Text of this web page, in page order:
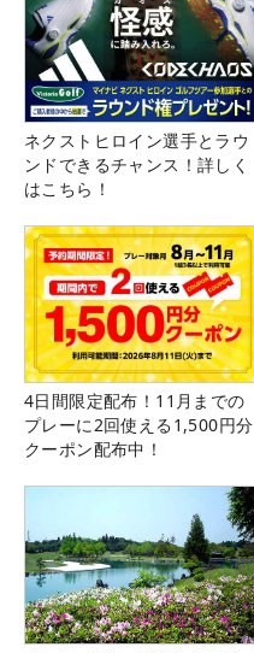
ネクストヒロイン選手とラウ
ンドできるチャンス！詳しく
はこちら！
4日間限定配布！11月までの
プレーに2回使える1,500円分
クーポン配布中！